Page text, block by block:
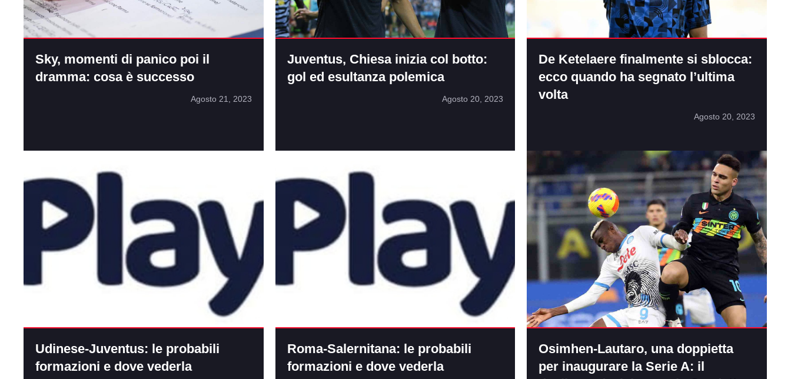
Sky, momenti di panico poi il
dramma: cosa è successo
Agosto 21, 2023
Juventus, Chiesa inizia col botto:
gol ed esultanza polemica
Agosto 20, 2023
De Ketelaere finalmente si sblocca:
ecco quando ha segnato l’ultima
volta
Agosto 20, 2023
Udinese-Juventus: le probabili
formazioni e dove vederla
Roma-Salernitana: le probabili
formazioni e dove vederla
Osimhen-Lautaro, una doppietta
per inaugurare la Serie A: il